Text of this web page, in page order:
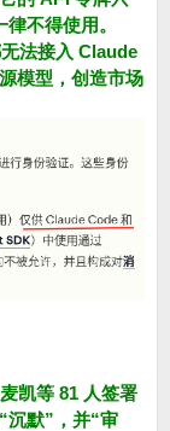
不得使用。
法接入 Claude
模型，创造市场
凯等 81 人签署
沉默”，并“审